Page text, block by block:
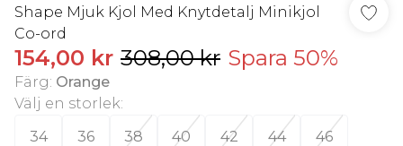
Shape Mjuk Kjol Med Knytdetalj Minikjol
Co-ord
154,00 kr 308,00 kr Spara 50%
Färg: Orange
Välj en storlek:
34
36 38 40 42 44 46